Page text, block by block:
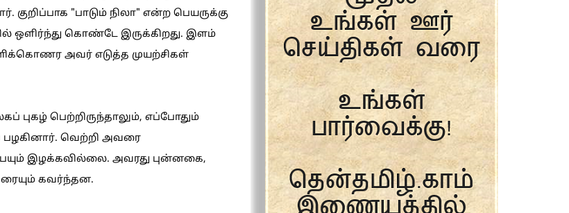
"பாடும் நிலா" என்ற பெயருக்கு
ஒளிர்ந்து கொண்டே இருக்கிறது. இளம்
அவர் எடுத்த முயற்சிகள்
புகழ் பெற்றிருந்தாலும், எப்போதும்
வெற்றி அவரை
இழக்கவில்லை. அவரது புன்னகை,
கவர்ந்தன.